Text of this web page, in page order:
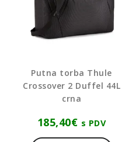
Putna torba Thule
Crossover 2 Duffel 44L
crna
185,40€ s PDV